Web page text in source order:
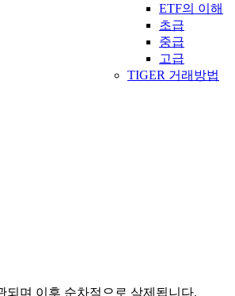
ETF의 이해
초급
중급
고급
TIGER 거래방법
되며 이후 순차적으로 삭제됩니다.